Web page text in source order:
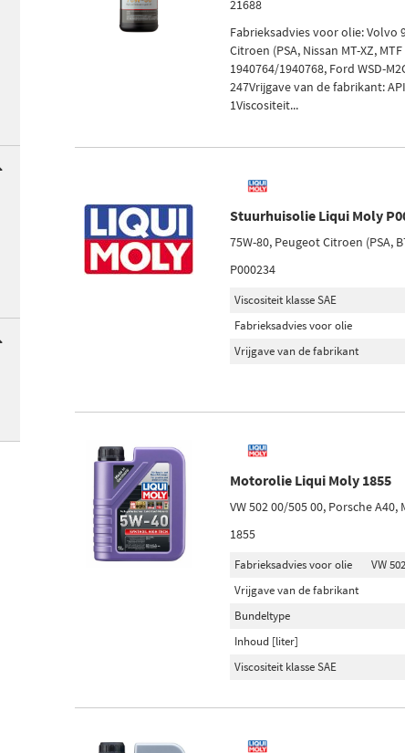
21688
Fabrieksadvies voor olie: Volvo
Citroen (PSA, Nissan MT-XZ,
1940764/1940768, Ford WSD-
247Vrijgave van de fabrikant:
1Viscositeit...
Stuurhuisolie Liqui Moly
75W-80, Peugeot Citroen (PSA,
P000234
Viscositeit klasse SAE
Fabrieksadvies voor olie
Vrijgave van de fabrikant
Motorolie Liqui Moly 1855
VW 502 00/505 00, Porsche A40,
1855
Fabrieksadvies voor olie
VW
Vrijgave van de fabrikant
Bundeltype
Inhoud [liter]
Viscositeit klasse SAE